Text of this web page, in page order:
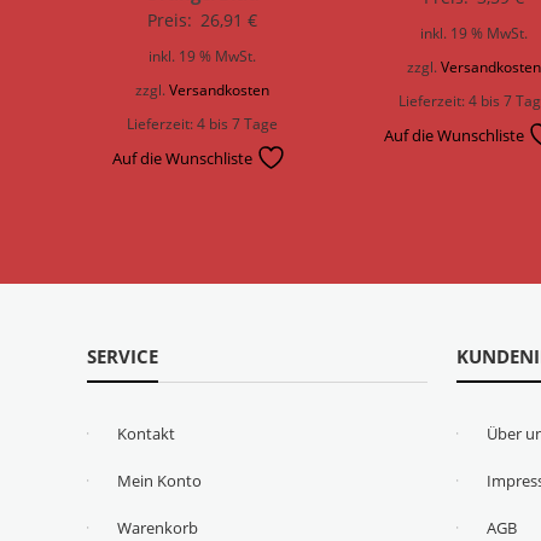
Preis: 26,91€
inkl. 19 % MwSt.
zzgl.Versandkosten
Lieferzeit:4 bis 7 Tage
Auf die Wunschliste
inkl. 19 % MwSt.
zzgl.Versandkosten
Lieferzeit:4 bis 7
Auf die Wunschliste
SERVICE
Kontakt
Mein Konto
Warenkorb
Über
AGB